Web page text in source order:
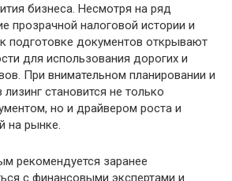
бизнеса. Несмотря на ряд
прозрачной налоговой истории и
подготовке документов открывают
для использования дорогих и
При внимательном планировании и
становится не только
но и драйвером роста и
на рынке.
рекомендуется заранее
с финансовыми экспертами и